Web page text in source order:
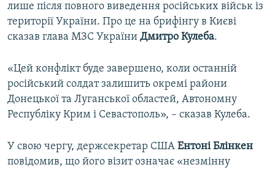
Усі сайти RFE/RL
лише після повного виведення російських військ із
території України. Про це на брифінгу в Києві
сказав глава МЗС України Дмитро Кулеба.
«Цей конфлікт буде завершено, коли останній
російський солдат залишить окремі райони
Донецької та Луганської областей, Автономну
Республіку Крим і Севастополь», – сказав Кулеба.
У свою чергу, держсекретар США Ентоні Блінкен
повідомив, що його візит означає «незмінну